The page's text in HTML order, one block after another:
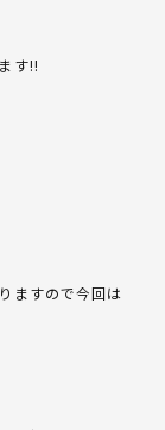
す!!
ますので今回は